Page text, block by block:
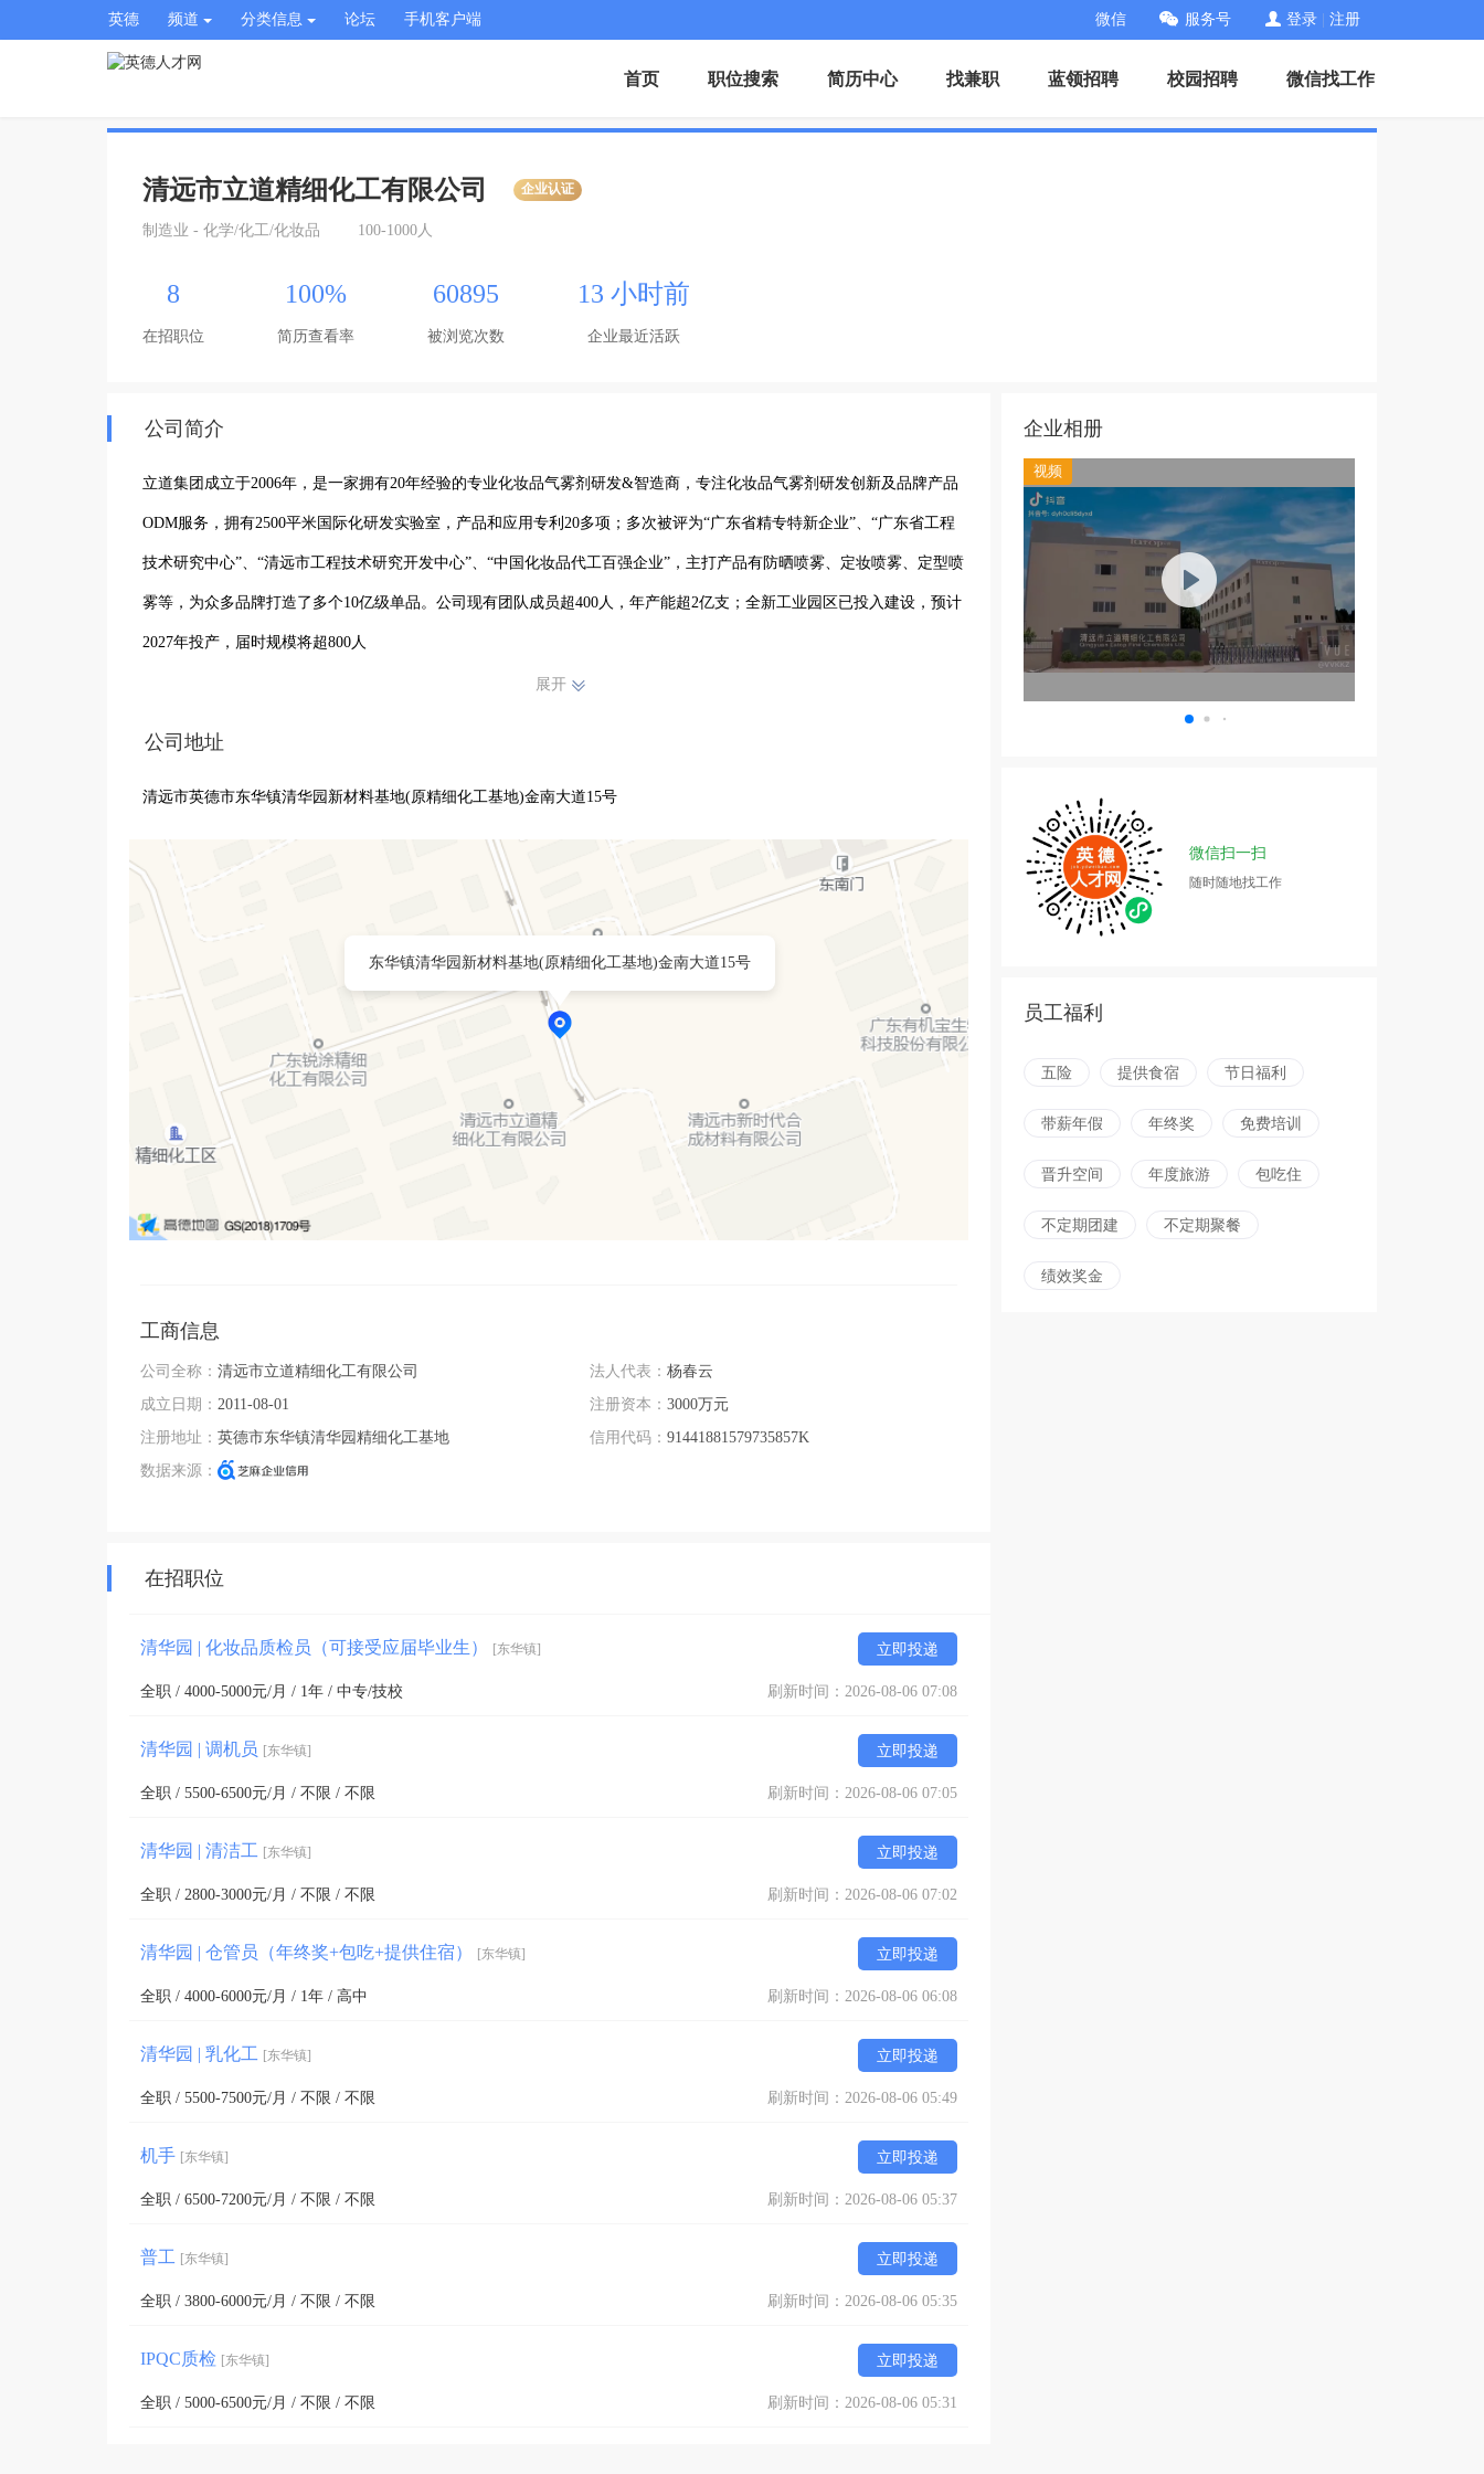
英德 频道 分类信息 论坛 手机客户端 微信 服务号 登录 注册
首页 职位搜索 简历中心 找兼职 蓝领招聘 校园招聘 微信找工作
清远市立道精细化工有限公司 企业认证
制造业 - 化学/化工/化妆品 100-1000人
8
在招职位
100%
简历查看率
60895
被浏览次数
13 小时前
企业最近活跃
公司简介
立道集团成立于2006年，是一家拥有20年经验的专业化妆品气雾剂研发&智造商，专注化妆品气雾剂研发创新及品牌产品
ODM服务，拥有2500平米国际化研发实验室，产品和应用专利20多项；多次被评为“广东省精专特新企业”、“广东省工程
技术研究中心”、“清远市工程技术研究开发中心”、“中国化妆品代工百强企业”，主打产品有防晒喷雾、定妆喷雾、定型喷
雾等，为众多品牌打造了多个10亿级单品。公司现有团队成员超400人，年产能超2亿支；全新工业园区已投入建设，预计
2027年投产，届时规模将超800人
目前我们立道拥有危险化学品登记证、安全生产许可证、化妆品生产许可证。已通过 ISO22716 化妆品良好生产规范体系
认证、U.S FDA GMPC 良好生产规范控制体系认证，ISO13485 医疗器械质量管理体系认证 ；通过了沃尔玛、英国 BSC
I、WCA 审核认证、华测检测、美国 SCAN供应商合规审核等的第三方工厂审核。
产品品类：
主要产品品类：护发、彩妆、护肤、洗护、个人护理
护发类：免洗蓬松喷雾、定型喷雾、护发精油、头皮养肤精华、一次性染发喷雾、假发粘合剂等
彩妆类：定妆喷雾、粉底液喷雾、好气色丝绒腮红喷雾
护肤类：防晒喷雾、防晒慕斯、保湿喷雾、精华乳喷雾、洁面慕斯、卸妆油喷雾、
洗护类：沐浴慕斯、洗发慕斯、儿童洗发沐浴慕斯
个人护理类：身体素颜喷雾、身体乳慕斯、运动降温喷雾、身体香氛喷雾
展开
公司地址
清远市英德市东华镇清华园新材料基地(原精细化工基地)金南大道15号
东华镇清华园新材料基地(原精细化工基地)金南大道15号
工商信息
公司全称： 清远市立道精细化工有限公司
成立日期： 2011-08-01
注册地址： 英德市东华镇清华园精细化工基地
数据来源：
法人代表： 杨春云
注册资本： 3000万元
信用代码： 91441881579735857K
在招职位
清华园 | 化妆品质检员（可接受应届毕业生） [东华镇] 立即投递
全职 / 4000-5000元/月 / 1年 / 中专/技校 刷新时间：2026-08-06 07:08
清华园 | 调机员 [东华镇] 立即投递
全职 / 5500-6500元/月 / 不限 / 不限 刷新时间：2026-08-06 07:05
清华园 | 清洁工 [东华镇] 立即投递
全职 / 2800-3000元/月 / 不限 / 不限 刷新时间：2026-08-06 07:02
清华园 | 仓管员（年终奖+包吃+提供住宿） [东华镇] 立即投递
全职 / 4000-6000元/月 / 1年 / 高中 刷新时间：2026-08-06 06:08
清华园 | 乳化工 [东华镇] 立即投递
全职 / 5500-7500元/月 / 不限 / 不限 刷新时间：2026-08-06 05:49
机手 [东华镇] 立即投递
全职 / 6500-7200元/月 / 不限 / 不限 刷新时间：2026-08-06 05:37
普工 [东华镇] 立即投递
全职 / 3800-6000元/月 / 不限 / 不限 刷新时间：2026-08-06 05:35
IPQC质检 [东华镇] 立即投递
全职 / 5000-6500元/月 / 不限 / 不限 刷新时间：2026-08-06 05:31
企业相册
视频
微信扫一扫
随时随地找工作
员工福利
五险 提供食宿 节日福利
带薪年假 年终奖 免费培训
晋升空间 年度旅游 包吃住
不定期团建 不定期聚餐
绩效奖金